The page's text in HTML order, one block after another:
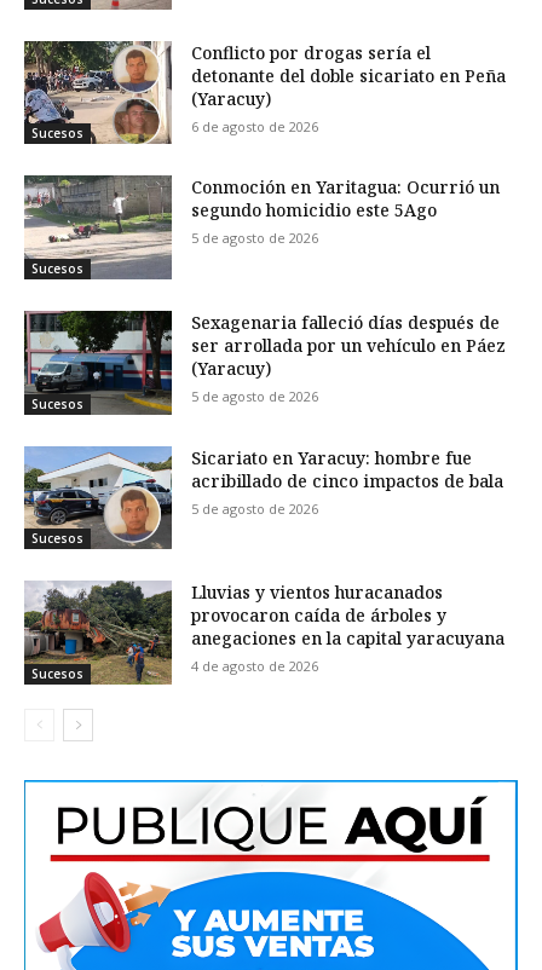
Sucesos
Conflicto por drogas sería el
detonante del doble sicariato en Peña
(Yaracuy)
6 de agosto de 2026
Sucesos
Conmoción en Yaritagua: Ocurrió un
segundo homicidio este 5Ago
5 de agosto de 2026
Sucesos
Sexagenaria falleció días después de
ser arrollada por un vehículo en Páez
(Yaracuy)
5 de agosto de 2026
Sucesos
Sicariato en Yaracuy: hombre fue
acribillado de cinco impactos de bala
5 de agosto de 2026
Sucesos
Lluvias y vientos huracanados
provocaron caída de árboles y
anegaciones en la capital yaracuyana
4 de agosto de 2026